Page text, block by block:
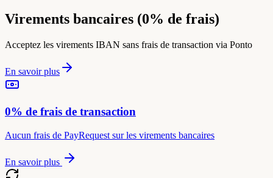
Virements bancaires (0% de frais)
Acceptez les virements IBAN sans frais de transaction via Ponto
En savoir plus
0% de frais de transaction
Aucun frais de PayRequest sur les virements bancaires
En savoir plus